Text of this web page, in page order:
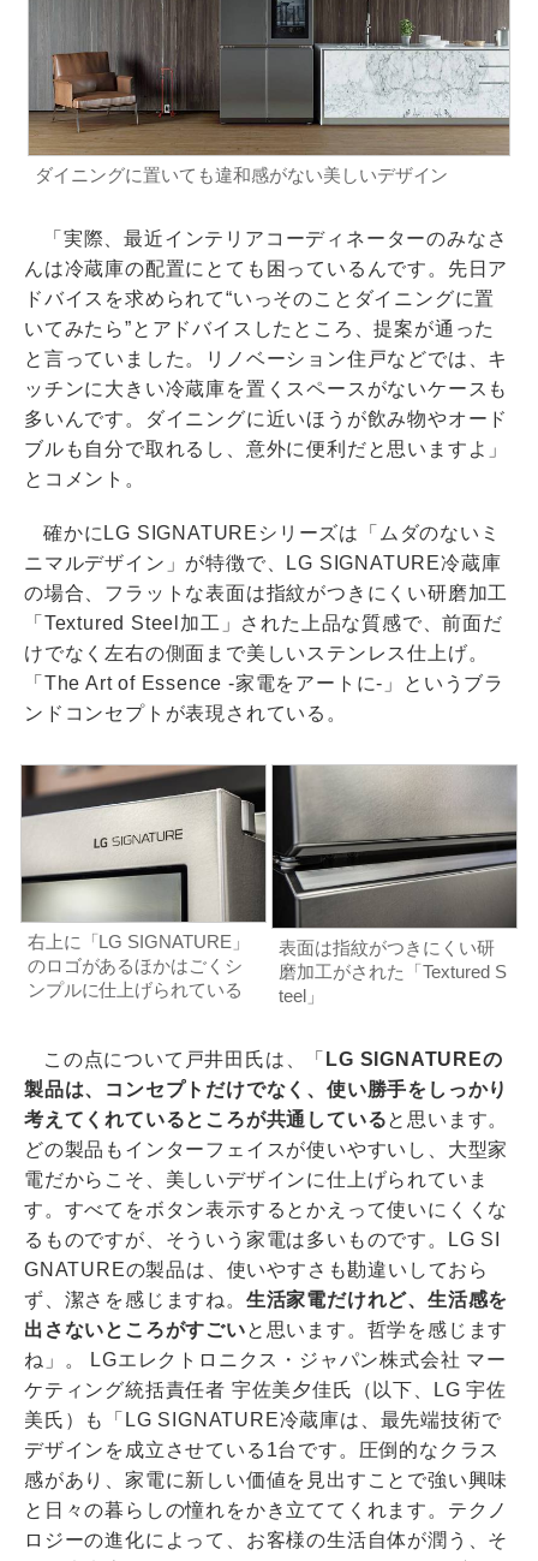
ダイニングに置いても違和感がない美しいデザイン
「実際、最近インテリアコーディネーターのみなさ
んは冷蔵庫の配置にとても困っているんです。先日ア
ドバイスを求められて“いっそのことダイニングに置
いてみたら”とアドバイスしたところ、提案が通った
と言っていました。リノベーション住戸などでは、キ
ッチンに大きい冷蔵庫を置くスペースがないケースも
多いんです。ダイニングに近いほうが飲み物やオード
ブルも自分で取れるし、意外に便利だと思いますよ」
とコメント。
確かにLG SIGNATUREシリーズは「ムダのないミ
ニマルデザイン」が特徴で、LG SIGNATURE冷蔵庫
の場合、フラットな表面は指紋がつきにくい研磨加工
「Textured Steel加工」された上品な質感で、前面だ
けでなく左右の側面まで美しいステンレス仕上げ。
「The Art of Essence -家電をアートに-」というブラ
ンドコンセプトが表現されている。
右上に「LG SIGNATURE」
のロゴがあるほかはごくシ
ンプルに仕上げられている
表面は指紋がつきにくい研
磨加工がされた「Textured S
teel」
この点について戸井田氏は、「 LG SIGNATUREの
製品は、コンセプトだけでなく、使い勝手をしっかり
考えてくれているところが共通していると思います。
どの製品もインターフェイスが使いやすいし、大型家
電だからこそ、美しいデザインに仕上げられていま
す。すべてをボタン表示するとかえって使いにくくな
るものですが、そういう家電は多いものです。LG SI
GNATUREの製品は、使いやすさも勘違いしておら
ず、潔さを感じますね。 生活家電だけれど、生活感を
出さないところがすごいと思います。哲学を感じます
ね」。 LGエレクトロニクス・ジャパン株式会社 マー
ケティング統括責任者 宇佐美夕佳氏（以下、LG 宇佐
美氏）も「LG SIGNATURE冷蔵庫は、最先端技術で
デザインを成立させている1台です。圧倒的なクラス
感があり、家電に新しい価値を見出すことで強い興味
と日々の暮らしの憧れをかき立ててくれます。テクノ
ロジーの進化によって、お客様の生活自体が潤う、そ